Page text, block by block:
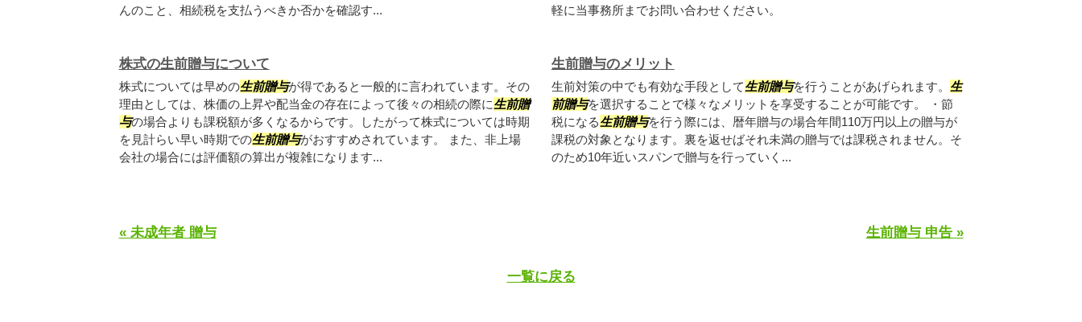
んのこと、相続税を支払うべきか否かを確認す...
軽に当事務所までお問い合わせください。
株式の生前贈与について
株式については早めの生前贈与が得であると一般的に言われています。その
理由としては、株価の上昇や配当金の存在によって後々の相続の際に生前贈
与の場合よりも課税額が多くなるからです。したがって株式については時期
を見計らい早い時期での生前贈与がおすすめされています。 また、非上場
会社の場合には評価額の算出が複雑になります...
生前贈与のメリット
生前対策の中でも有効な手段として生前贈与を行うことがあげられます。 生
前贈与を選択することで様々なメリットを享受することが可能です。 ・節
税になる生前贈与を行う際には、暦年贈与の場合年間110万円以上の贈与が
課税の対象となります。裏を返せばそれ未満の贈与では課税されません。そ
のため10年近いスパンで贈与を行っていく...
« 未成年者 贈与 生前贈与 申告 »
一覧に戻る